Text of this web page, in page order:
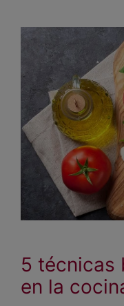
5 técnicas
en la